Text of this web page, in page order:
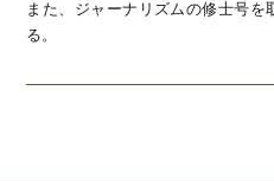
また、ジャーナリズムの修士号
る。